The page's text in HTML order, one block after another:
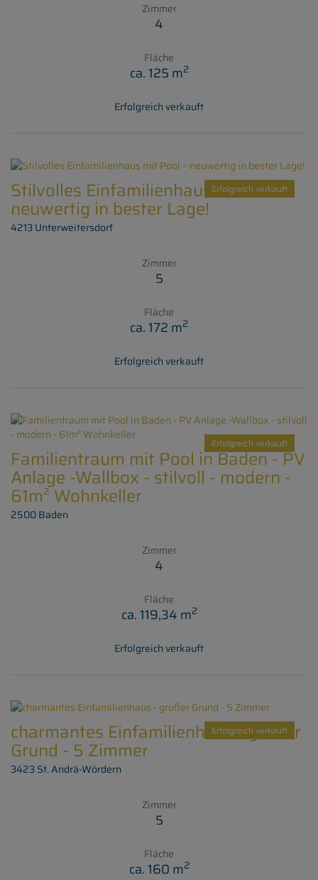
Zimmer
4
Fläche
ca. 125 m2
Erfolgreich verkauft
Erfolgreich verkauft
Stilvolles Einfamilienhaus mit Pool –
neuwertig in bester Lage!
4213 Unterweitersdorf
Zimmer
5
Fläche
ca. 172 m2
Erfolgreich verkauft
Erfolgreich verkauft
Familientraum mit Pool in Baden - PV
Anlage -Wallbox - stilvoll - modern -
61m² Wohnkeller
2500 Baden
Zimmer
4
Fläche
ca. 119,34 m2
Erfolgreich verkauft
Erfolgreich verkauft
charmantes Einfamilienhaus - großer
Grund - 5 Zimmer
3423 St. Andrä-Wördern
Zimmer
5
Fläche
ca. 160 m2